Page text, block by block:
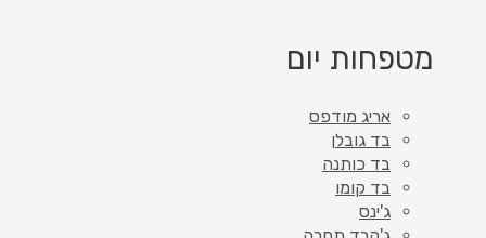
מטפחות יום
אריג מודפס
בד גובלן
בד כותנה
בד קומו
ג'ינס